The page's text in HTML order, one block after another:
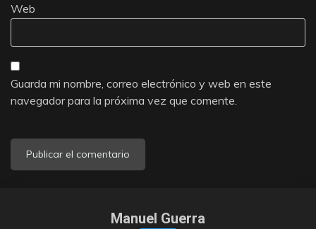
Web
Guarda mi nombre, correo electrónico y web en este
navegador para la próxima vez que comente.
Manuel Guerra